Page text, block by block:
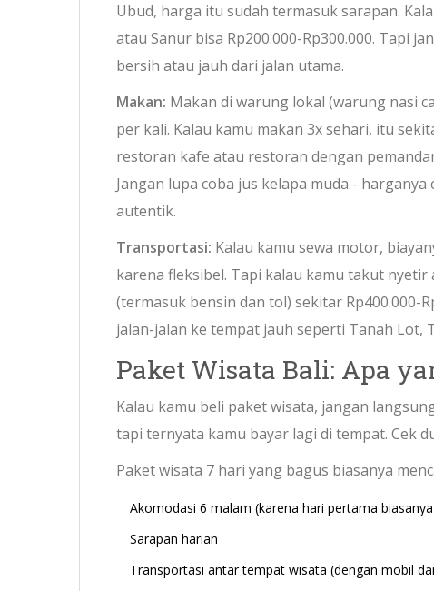
Ubud, harga itu sudah termasuk sarapan.
atau Sanur bisa Rp200.000-Rp300.000. Tapi
bersih atau jauh dari jalan utama.
Makan: Makan di warung lokal (warung nasi
per kali. Kalau kamu makan 3x sehari, itu
restoran kafe atau restoran dengan
Jangan lupa coba jus kelapa muda -
autentik.
Transportasi: Kalau kamu sewa motor,
karena fleksibel. Tapi kalau kamu takut
(termasuk bensin dan tol) sekitar Rp400.000-
jalan-jalan ke tempat jauh seperti Tanah Lot,
Paket Wisata Bali: Apa
Kalau kamu beli paket wisata, jangan
tapi ternyata kamu bayar lagi di tempat. Cek
Paket wisata 7 hari yang bagus biasanya
Akomodasi 6 malam (karena hari pertama
Sarapan harian
Transportasi antar tempat wisata (dengan mobil